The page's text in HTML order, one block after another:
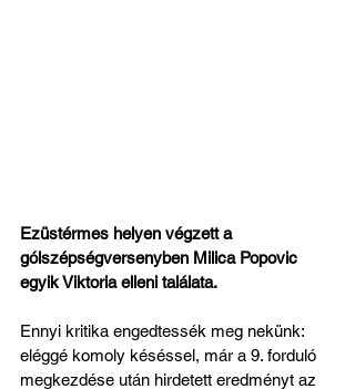
Ezüstérmes helyen végzett a
gólszépségversenyben Milica Popovic
egyik Viktoria elleni találata.
Ennyi kritika engedtessék meg nekünk:
eléggé komoly késéssel, már a 9. forduló
megkezdése után hirdetett eredményt az